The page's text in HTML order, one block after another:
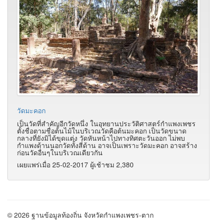
วัดมะคอก
เป็นวัดที่สำคัญอีกวัดหนึ่ง ในอุทยานประวัติศาสตร์กำแพงเพชร
ตั้งชื่อตามชื่อต้นไม้ในบริเวณวัดคือต้นมะคอก เป็นวัดขนาด
กลางที่ยังมิได้ขุดแต่ง วัดหันหน้าไปทางทิศตะวันออก ไม่พบ
กำแพงด้านนอกวัดทั้งสี่ด้าน อาจเป็นเพราะวัดมะคอก อาจสร้าง
ก่อนวัดอื่นๆในบริเวณเดียวกัน
เผยแพร่เมื่อ 25-02-2017 ผู้เช้าชม 2,380
© 2026 ฐานข้อมูลท้องถิ่น จังหวัดกำแพงเพชร-ตาก